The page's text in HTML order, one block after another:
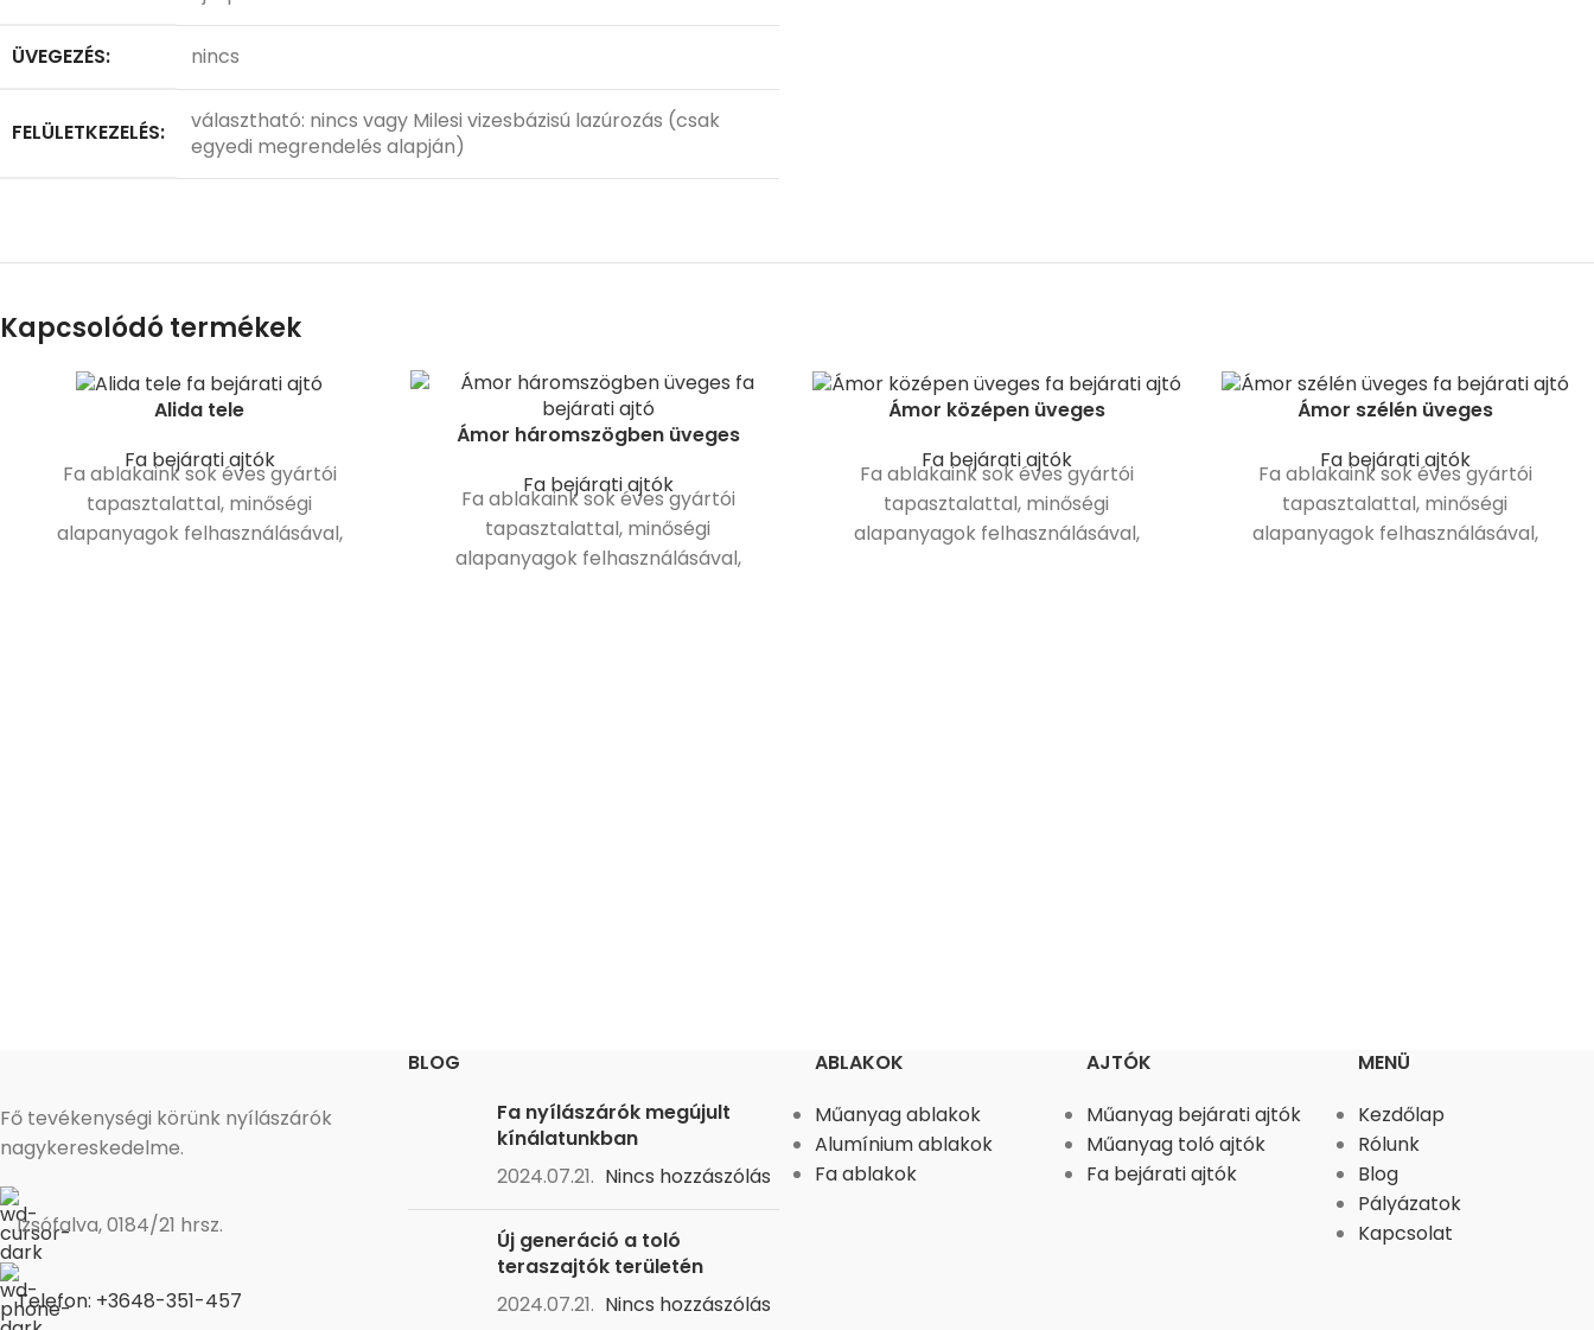
ÜVEGEZÉS: nincs
FELÜLETKEZELÉS:
választható: nincs vagy Milesi vizesbázisú lazúrozás (csak
egyedi megrendelés alapján)
Kapcsolódó termékek
Alida tele
Fa bejárati ajtók
Fa ablakaink sok éves gyártói
tapasztalattal, minőségi
alapanyagok felhasználásával,
Ámor háromszögben üveges
Fa bejárati ajtók
Fa ablakaink sok éves gyártói
tapasztalattal, minőségi
alapanyagok felhasználásával,
Ámor középen üveges
Fa bejárati ajtók
Fa ablakaink sok éves gyártói
tapasztalattal, minőségi
alapanyagok felhasználásával,
Ámor szélén üveges
Fa bejárati ajtók
Fa ablakaink sok éves gyártói
tapasztalattal, minőségi
alapanyagok felhasználásával,
Fő tevékenységi körünk nyílászárók
nagykereskedelme.
Izsófalva, 0184/21 hrsz.
Telefon: +3648-351-457
BLOG
Fa nyílászárók megújult
kínálatunkban
2024.07.21. Nincs hozzászólás
Új generáció a toló
teraszajtók területén
2024.07.21. Nincs hozzászólás
ABLAKOK
Műanyag ablakok
Alumínium ablakok
Fa ablakok
AJTÓK
Műanyag bejárati ajtók
Műanyag toló ajtók
Fa bejárati ajtók
MENÜ
Kezdőlap
Rólunk
Blog
Pályázatok
Kapcsolat